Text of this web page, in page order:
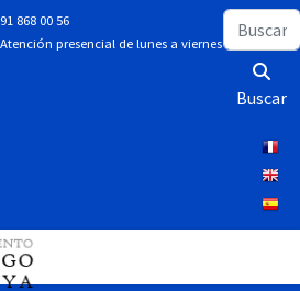
91 868 00 56
Atención presencial de lunes a viernes de 10:00 a
Buscar
Buscar